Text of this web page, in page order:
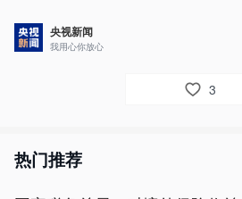
央视新闻
我用心你放心
3
热门推荐